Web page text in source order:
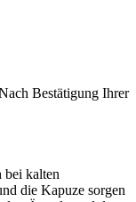
Bestätigung Ihrer
bei kalten
die Kapuze sorgen